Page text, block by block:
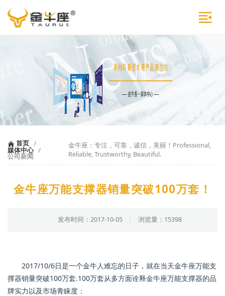
首页 /
媒体中心 /
公司新闻
金牛座：专注，可靠，诚信，美丽！Professional,
Reliable, Trustworthy, Beautiful.
金牛座万能支撑器销量突破100万套！
发布时间：2017-10-05 浏览量：15398
2017/10/6日是一个金牛人难忘的日子，就在当天金牛座万能支
撑器销量突破100万套.100万套从多方面诠释金牛座万能支撑器的品
牌实力以及市场青睐度：